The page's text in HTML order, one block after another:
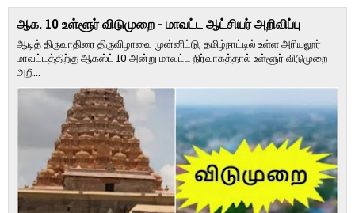
ஆக. 10 உள்ளூர் விடுமுறை - மாவட்ட ஆட்சியர் அறிவிப்பு
ஆடித் திருவாதிரை திருவிழாவை முன்னிட்டு, தமிழ்நாட்டில் உள்ள அரியலூர்
மாவட்டத்திற்கு ஆகஸ்ட் 10 அன்று மாவட்ட நிர்வாகத்தால் உள்ளூர் விடுமுறை
அறி...